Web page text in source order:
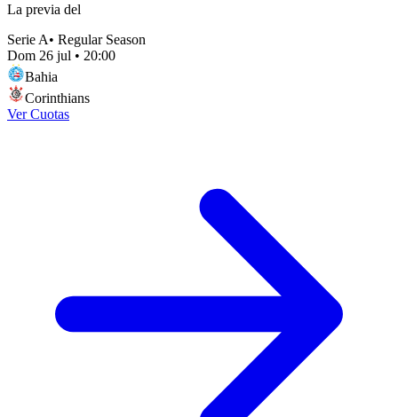
La previa del
Serie A• Regular Season
Dom 26 jul • 20:00
Bahia
Corinthians
Ver Cuotas